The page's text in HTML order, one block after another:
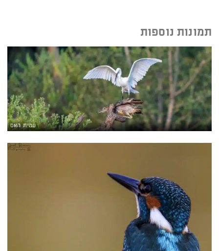
תמונות נוספות
עמית האס